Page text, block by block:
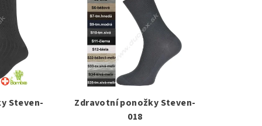
Steven-
Zdravotní ponožky Steven-
018